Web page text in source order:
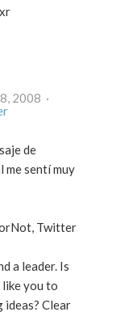
Mariano en febrero 18, 2008 ·
de
me sentí muy
Twitter
a leader. Is
you to
ideas? Clear